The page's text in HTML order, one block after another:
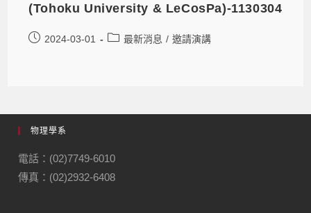
(Tohoku University & LeCosPa)-1130304
2024-03-01 最新消息 / 邀請演講
物理學系
電話：(02)7749-6010
傳真：(02)2932-6408